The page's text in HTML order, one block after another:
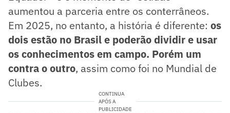
aumentou a parceria entre os conterrâneos.
Em 2025, no entanto, a história é diferente: os
dois estão no Brasil e poderão dividir e usar
os conhecimentos em campo. Porém um
contra o outro, assim como foi no Mundial de
Clubes.
CONTINUA
APÓS A
PUBLICIDADE